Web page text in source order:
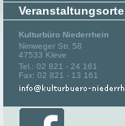
Veranstaltungsorte
Kulturbüro Niederrhein
Nimweger Str. 58
47533 Kleve
Tel.: 02 821 - 24 161
Fax: 02 821 - 13 161